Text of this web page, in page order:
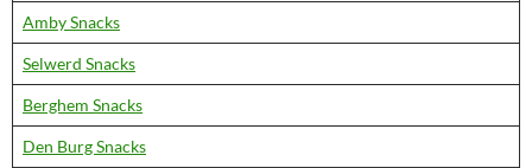
Amby Snacks
Selwerd Snacks
Berghem Snacks
Den Burg Snacks